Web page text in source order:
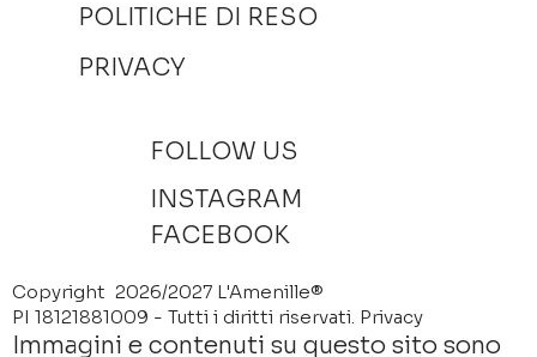
POLITICHE DI RESO
PRIVACY
FOLLOW US
INSTAGRAM
FACEBOOK
Copyright 2026/2027 L'Amenille®
PI 18121881009 - Tutti i diritti riservati. Privacy
Immagini e contenuti su questo sito sono